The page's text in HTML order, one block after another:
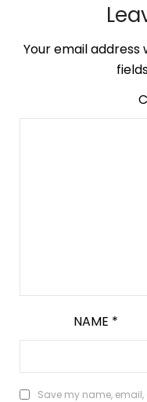
Your email address
NAME *
Save my name,